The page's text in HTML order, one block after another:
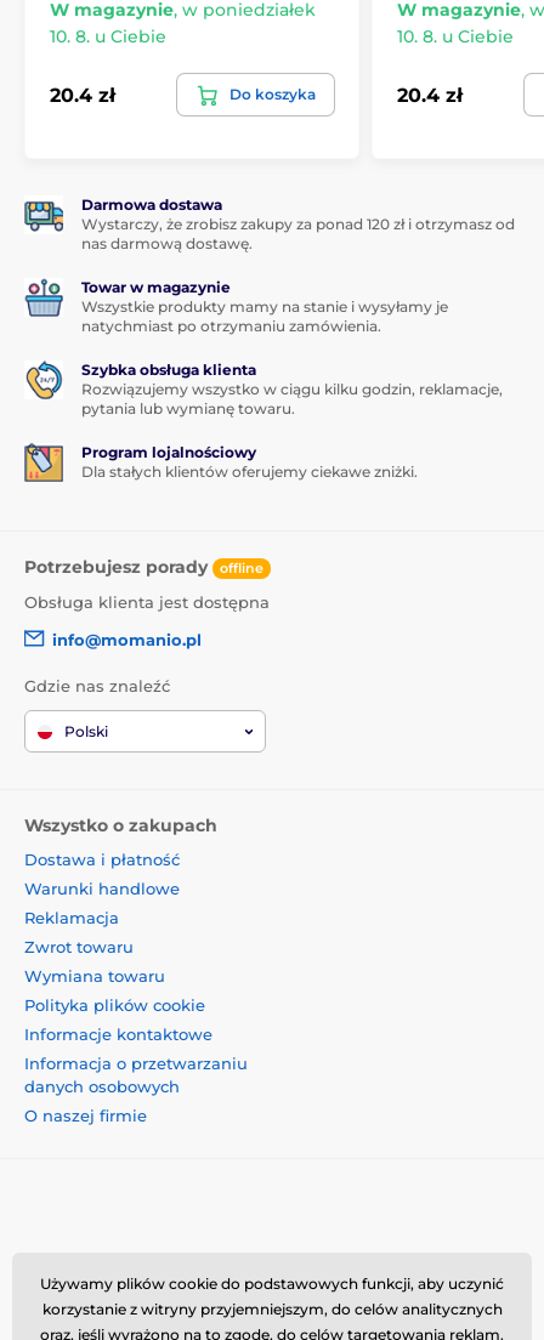
W magazynie, w poniedziałek
10. 8. u Ciebie
20.4 zł Do koszyka
W magazynie,
10. 8. u Ciebie
20.4 zł
Darmowa dostawa
Wystarczy, że zrobisz zakupy za ponad 120 zł i otrzymasz od
nas darmową dostawę.
Towar w magazynie
Wszystkie produkty mamy na stanie i wysyłamy je
natychmiast po otrzymaniu zamówienia.
Szybka obsługa klienta
Rozwiązujemy wszystko w ciągu kilku godzin, reklamacje,
pytania lub wymianę towaru.
Program lojalnościowy
Dla stałych klientów oferujemy ciekawe zniżki.
Potrzebujesz porady offline
Obsługa klienta jest dostępna
info@momanio.pl
Gdzie nas znaleźć
Polski
Wszystko o zakupach
Dostawa i płatność
Warunki handlowe
Reklamacja
Zwrot towaru
Wymiana towaru
Polityka plików cookie
Informacje kontaktowe
Informacja o przetwarzaniu
danych osobowych
O naszej firmie
Momanio s.r.o., Okružní 361/14, 74718, Píšť, Czechy,
VAT: CZ09604707, info@momanio.pl
Używamy plików cookie do podstawowych funkcji, aby uczynić
korzystanie z witryny przyjemniejszym, do celów analitycznych
oraz, jeśli wyrażono na to zgodę, do celów targetowania reklam.